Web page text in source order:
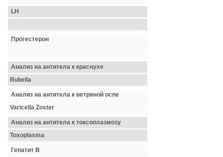
LH
Прогестерон
Анализ на антитела к краснухе
Rubella
Анализ на антитела к ветряной оспе
Varicella Zoster
Анализ на антитела к токсоплазмозу
Toxoplasma
Гепатит B